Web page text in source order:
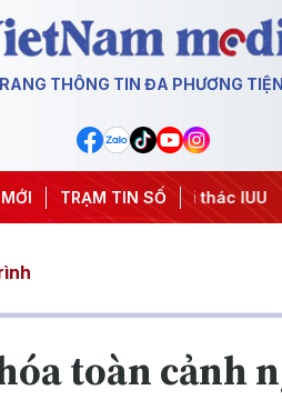
THÔNG TIN ĐA PHƯƠNG
TRẠM TIN SỐ
#Chống khai thác IUU
toàn cảnh